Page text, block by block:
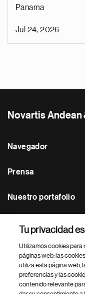
Panama
Jul 24, 2026
Novartis Andean
Navegador
Prensa
Nuestro portafolio
Footer Site Search
Tu privacidad
Utilizamos cookies para
páginas web: las
utiliza esta página web,
preferencias y las
contenido relevante